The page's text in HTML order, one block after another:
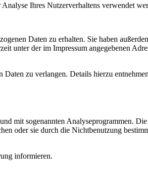
Ihres Nutzerverhaltens verwendet
Daten zu erhalten. Sie haben
unter der im Impressum angegebenen
zu verlangen. Details hierzu
mit sogenannten Analyseprogrammen.
oder sie durch die Nichtbenutzung
informieren.